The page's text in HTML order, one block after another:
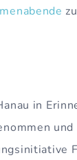
in